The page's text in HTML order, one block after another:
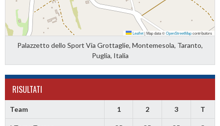
Leaflet|Map data ©OpenStreetMapcontributors
Palazzetto dello Sport Via Grottaglie, Montemesola, Taranto,
Puglia, Italia
RISULTATI
Team 1 2 3 T